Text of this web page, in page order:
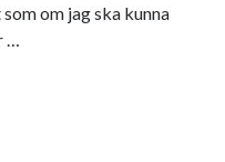
om jag ska kunna